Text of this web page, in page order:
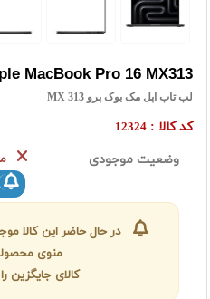
MacBook Pro 16 MX313
لپ تاپ اپل مک بوک پرو MX 313
کد کالا : 12324
وضعیت موجودی
در حال حاضر این کالا
منوی
کالای جایگزین